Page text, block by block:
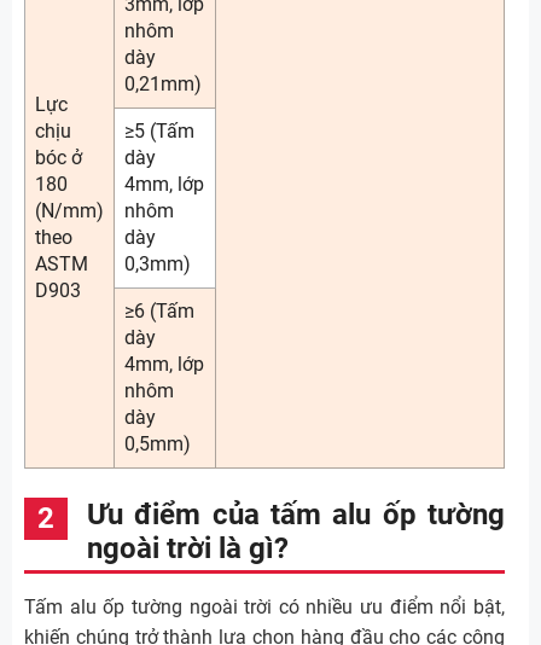
Lực
chịu
bóc ở
180
(N/mm)
theo
ASTM
D903
nhôm
dày
0,21mm)
≥5 (Tấm
dày
4mm, lớp
nhôm
dày
0,3mm)
≥6 (Tấm
dày
4mm, lớp
nhôm
dày
0,5mm)
Ưu điểm của tấm alu ốp tường
ngoài trời là gì?
Tấm alu ốp tường ngoài trời có nhiều ưu điểm nổi bật,
khiến chúng trở thành lựa chọn hàng đầu cho các công